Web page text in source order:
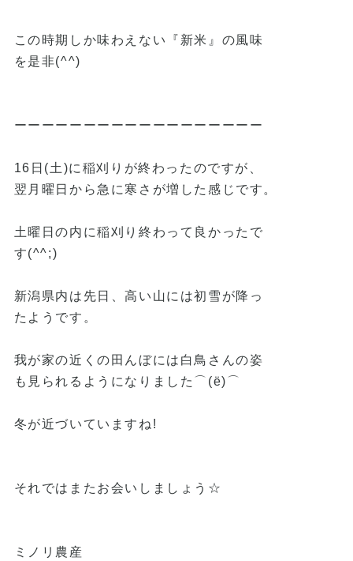
この時期しか味わえない『新米』の風味
を是非(^^)
ーーーーーーーーーーーーーーーーーー
16日(土)に稲刈りが終わったのですが、
翌月曜日から急に寒さが増した感じです。
土曜日の内に稲刈り終わって良かったで
す(^^;)
新潟県内は先日、高い山には初雪が降っ
たようです。
我が家の近くの田んぼには白鳥さんの姿
も見られるようになりました⌒(ё)⌒
冬が近づいていますね!
それではまたお会いしましょう☆
ミノリ農産